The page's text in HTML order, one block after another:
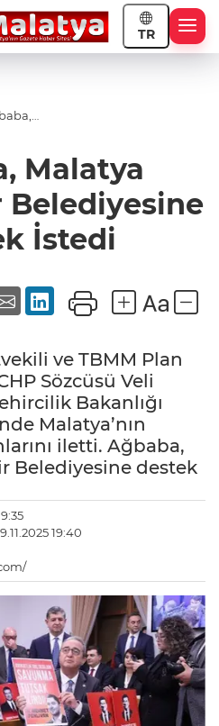
TR
İstedi
Malatya
İstedi
ve TBMM Plan
Sözcüsü Veli
Bakanlığı
Malatya’nın
iletti. Ağbaba,
Belediyesine destek
19:40